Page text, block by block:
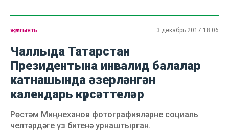
җәмгыять 3 декабрь 2017 18:06
Чаллыда Татарстан
Президентына инвалид балалар
катнашында әзерләнгән
календарь күрсәттеләр
Рөстәм Миңнеханов фотографияләрне социаль
челтәрдәге үз битенә урнаштырган.